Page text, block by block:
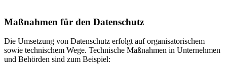
Maßnahmen für den Datenschutz
Die Umsetzung von Datenschutz erfolgt auf organisatorischem
sowie technischem Wege. Technische Maßnahmen in Unternehmen
und Behörden sind zum Beispiel: